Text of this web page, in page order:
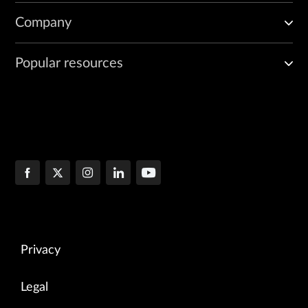
Company
Popular resources
Privacy
Legal